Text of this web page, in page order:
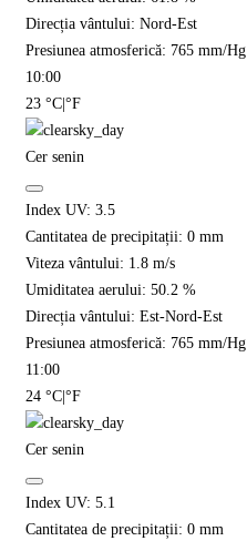
Direcția vântului: Nord-Est
Presiunea atmosferică: 765 mm/Hg
10:00
23 °C °F
Cer senin
Index UV: 3.5
Cantitatea de precipitații: 0 mm
Viteza vântului: 1.8 m/s
Umiditatea aerului: 50.2 %
Direcția vântului: Est-Nord-Est
Presiunea atmosferică: 765 mm/Hg
11:00
24 °C °F
Cer senin
Index UV: 5.1
Cantitatea de precipitații: 0 mm